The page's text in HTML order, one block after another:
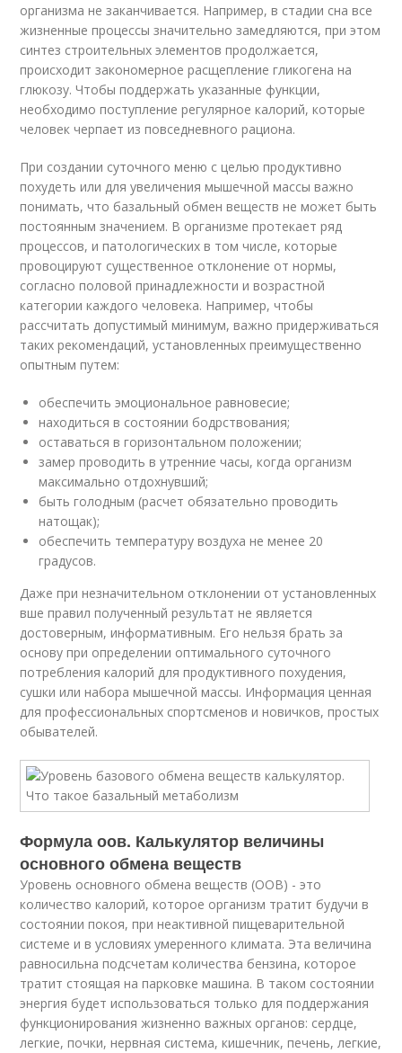
организма не заканчивается. Например, в стадии сна все
жизненные процессы значительно замедляются, при этом
синтез строительных элементов продолжается,
происходит закономерное расщепление гликогена на
глюкозу. Чтобы поддержать указанные функции,
необходимо поступление регулярное калорий, которые
человек черпает из повседневного рациона.
При создании суточного меню с целью продуктивно
похудеть или для увеличения мышечной массы важно
понимать, что базальный обмен веществ не может быть
постоянным значением. В организме протекает ряд
процессов, и патологических в том числе, которые
провоцируют существенное отклонение от нормы,
согласно половой принадлежности и возрастной
категории каждого человека. Например, чтобы
рассчитать допустимый минимум, важно придерживаться
таких рекомендаций, установленных преимущественно
опытным путем:
обеспечить эмоциональное равновесие;
находиться в состоянии бодрствования;
оставаться в горизонтальном положении;
замер проводить в утренние часы, когда организм
максимально отдохнувший;
быть голодным (расчет обязательно проводить
натощак);
обеспечить температуру воздуха не менее 20
градусов.
Даже при незначительном отклонении от установленных
вше правил полученный результат не является
достоверным, информативным. Его нельзя брать за
основу при определении оптимального суточного
потребления калорий для продуктивного похудения,
сушки или набора мышечной массы. Информация ценная
для профессиональных спортсменов и новичков, простых
обывателей.
Формула оов. Калькулятор величины
основного обмена веществ
Уровень основного обмена веществ (ООВ) - это
количество калорий, которое организм тратит будучи в
состоянии покоя, при неактивной пищеварительной
системе и в условиях умеренного климата. Эта величина
равносильна подсчетам количества бензина, которое
тратит стоящая на парковке машина. В таком состоянии
энергия будет использоваться только для поддержания
функционирования жизненно важных органов: сердце,
легкие, почки, нервная система, кишечник, печень, легкие,